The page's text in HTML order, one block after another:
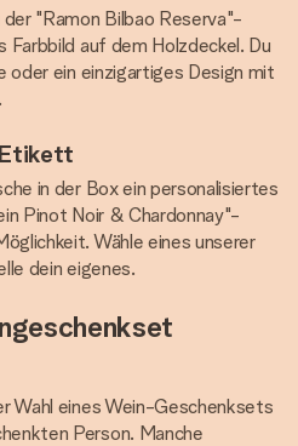
"Ramon Bilbao Reserva"-
Farbbild auf dem Holzdeckel. Du
oder ein einzigartiges Design mit
in der Box ein personalisiertes
Pinot Noir & Chardonnay"-
Wähle eines unserer
dein eigenes.
Wahl eines Wein-Geschenksets
Person. Manche